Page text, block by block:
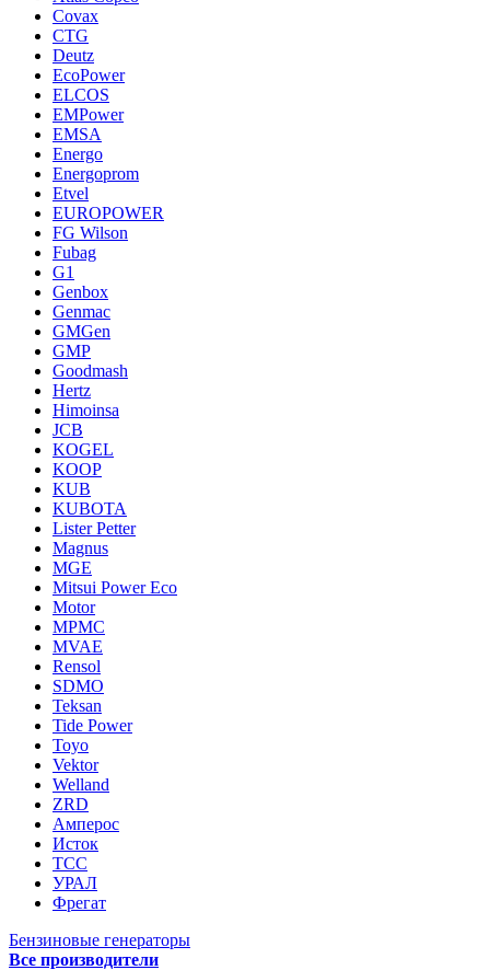
Covax
CTG
Deutz
EcoPower
ELCOS
EMPower
EMSA
Energo
Energoprom
Etvel
EUROPOWER
FG Wilson
Fubag
G1
Genbox
Genmac
GMGen
GMP
Goodmash
Hertz
Himoinsa
JCB
KOGEL
KOOP
KUB
KUBOTA
Lister Petter
Magnus
MGE
Mitsui Power Eco
Motor
MPMC
MVAE
Rensol
SDMO
Teksan
Tide Power
Toyo
Vektor
Welland
ZRD
Амперос
Исток
ТСС
УРАЛ
Фрегат
Бензиновые генераторы
Все производители